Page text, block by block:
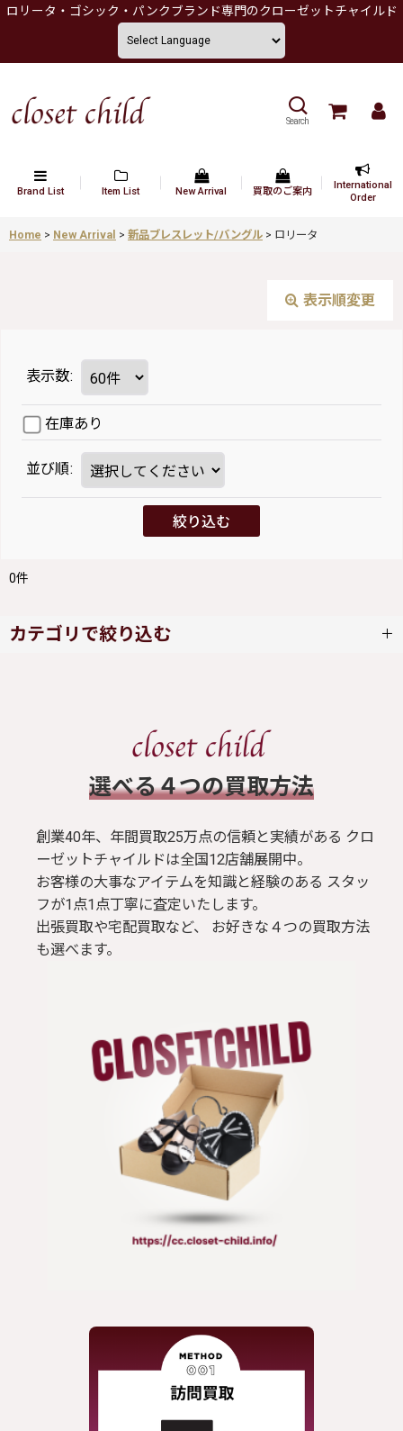
ロリータ・ゴシック・パンクブランド専門のクローゼットチャイルド
Search
Brand List Item List New Arrival 買取のご案内
International
Order
Home > New Arrival > 新品ブレスレット/バングル > ロリータ
表示順変更
表示数:
在庫あり
並び順:
絞り込む
0件
カテゴリで絞り込む
ゴシック/パンク​選べる４つの買取方法
創業40年、年間買取25万点の信頼と実績がある クロ
ーゼットチャイルドは全国12店舗展開中。
お客様の大事なアイテムを知識と経験のある スタッ
フが1点1点丁寧に査定いたします。
出張買取や宅配買取など、 お好きな４つの買取方法
も選べます。